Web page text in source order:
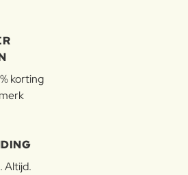
korting
Altijd.